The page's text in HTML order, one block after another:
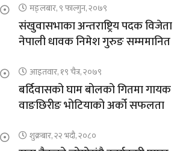
मङ्लबार, ९ फाल्गुन, २०७९
संखुवासभाका अन्तराष्ट्रिय पदक विजेता
नेपाली धावक निमेश गुरुङ सम्ममानित
आइतवार, १९ चैत्र, २०७९
बर्दिवासको घाम बोलको गितमा गायक
वाङछिरीङ भोटियाको अर्को सफलता
शुक्रबार, २२ भदौ, २०८०